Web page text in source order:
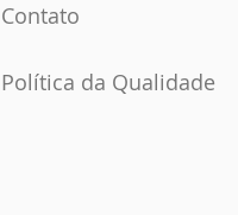
Contato
Política da Qualidade